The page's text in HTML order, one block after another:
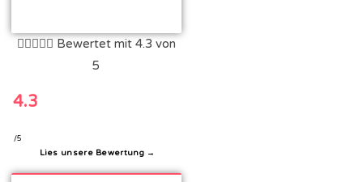
 Bewertet mit 4.3 von
5
4.3
/5
Lies unsere Bewertung →